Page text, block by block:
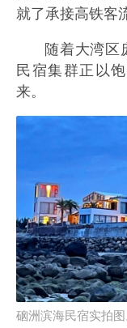
就了承接高铁客
随着大湾区
民宿集群正以
来。
硇洲滨海民宿实拍图